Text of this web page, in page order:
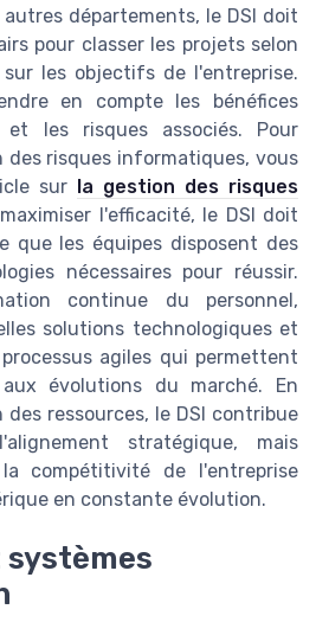
départements, le DSI doit
pour classer les projets selon
les objectifs de l'entreprise.
en compte les bénéfices
les risques associés. Pour
des risques informatiques, vous
sur la gestion des risques
l'efficacité, le DSI doit
que les équipes disposent des
nécessaires pour réussir.
continue du personnel,
solutions technologiques et
agiles qui permettent
évolutions du marché. En
ressources, le DSI contribue
stratégique, mais
compétitivité de l'entreprise
en constante évolution.